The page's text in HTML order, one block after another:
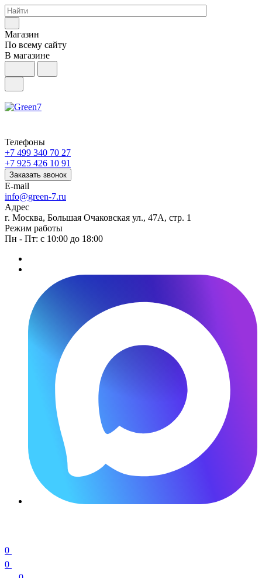
Магазин
По всему сайту
В магазине
Телефоны
+7 499 340 70 27
+7 925 426 10 91
Заказать звонок
E-mail
info@green-7.ru
Адрес
г. Москва, Большая Очаковская ул., 47А, стр. 1
Режим работы
Пн - Пт: с 10:00 до 18:00
0
0